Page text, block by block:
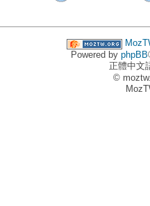
Powered by phpBB
正體中文
©